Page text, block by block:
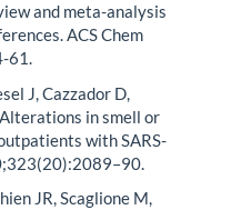
and meta-analysis
ACS Chem
61.
J, Cazzador D,
in smell or
with SARS-
JR, Scaglione M,